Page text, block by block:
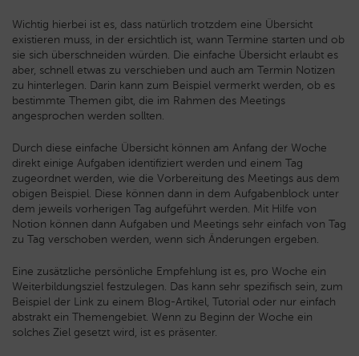
Wichtig hierbei ist es, dass natürlich trotzdem eine Übersicht
existieren muss, in der ersichtlich ist, wann Termine starten und ob
sie sich überschneiden würden. Die einfache Übersicht erlaubt es
aber, schnell etwas zu verschieben und auch am Termin Notizen
zu hinterlegen. Darin kann zum Beispiel vermerkt werden, ob es
bestimmte Themen gibt, die im Rahmen des Meetings
angesprochen werden sollten.
Durch diese einfache Übersicht können am Anfang der Woche
direkt einige Aufgaben identifiziert werden und einem Tag
zugeordnet werden, wie die Vorbereitung des Meetings aus dem
obigen Beispiel. Diese können dann in dem Aufgabenblock unter
dem jeweils vorherigen Tag aufgeführt werden. Mit Hilfe von
Notion können dann Aufgaben und Meetings sehr einfach von Tag
zu Tag verschoben werden, wenn sich Änderungen ergeben.
Eine zusätzliche persönliche Empfehlung ist es, pro Woche ein
Weiterbildungsziel festzulegen. Das kann sehr spezifisch sein, zum
Beispiel der Link zu einem Blog-Artikel, Tutorial oder nur einfach
abstrakt ein Themengebiet. Wenn zu Beginn der Woche ein
solches Ziel gesetzt wird, ist es präsenter.